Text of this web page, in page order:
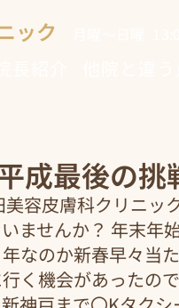
ック
成最後の挑
美容皮膚科クリニッ
ませんか？ 年末年
なのか新春早々当
く機会があったの